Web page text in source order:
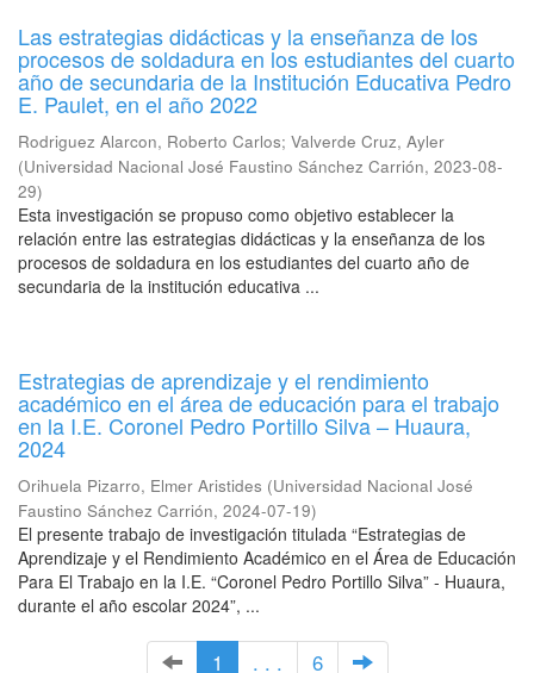
Las estrategias didácticas y la enseñanza de los
procesos de soldadura en los estudiantes del cuarto
año de secundaria de la Institución Educativa Pedro
E. Paulet, en el año 2022
Rodriguez Alarcon, Roberto Carlos; Valverde Cruz, Ayler
(Universidad Nacional José Faustino Sánchez Carrión, 2023-08-
29)
Esta investigación se propuso como objetivo establecer la
relación entre las estrategias didácticas y la enseñanza de los
procesos de soldadura en los estudiantes del cuarto año de
secundaria de la institución educativa ...
Estrategias de aprendizaje y el rendimiento
académico en el área de educación para el trabajo
en la I.E. Coronel Pedro Portillo Silva – Huaura,
2024
Orihuela Pizarro, Elmer Aristides (Universidad Nacional José
Faustino Sánchez Carrión, 2024-07-19)
El presente trabajo de investigación titulada “Estrategias de
Aprendizaje y el Rendimiento Académico en el Área de Educación
Para El Trabajo en la I.E. “Coronel Pedro Portillo Silva” - Huaura,
durante el año escolar 2024”, ...
1 . . . 6